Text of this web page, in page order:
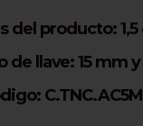
del producto: 1,5
de llave: 15 mm